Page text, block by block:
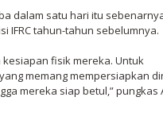
dalam satu hari itu
IFRC tahun-tahun sebelumnya.
fisik mereka. Untuk
memang mempersiapkan
mereka siap betul,” pungkas